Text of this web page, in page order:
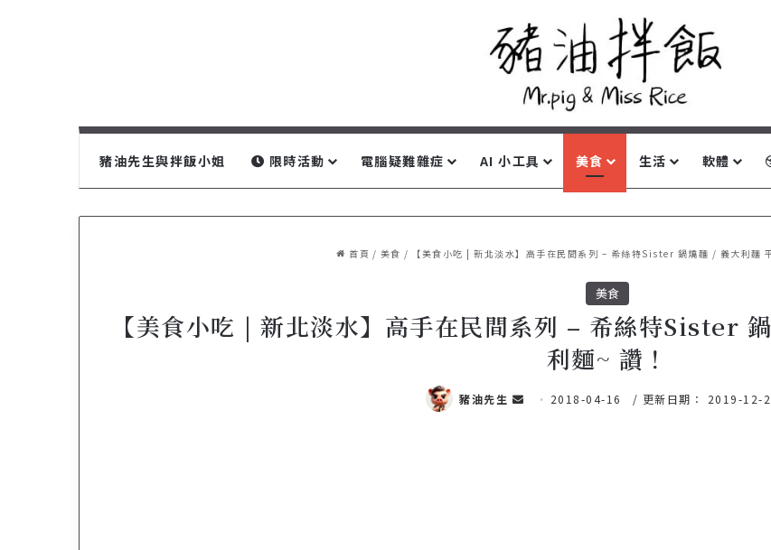
豬油先生與拌飯小姐 限時活動 電腦疑難雜症 AI 小工具 美食 生活 軟體
首頁 / 美食 / 【美食小吃 | 新北淡水】高手在民間系列 – 希絲特Sister 鍋燒麵 / 義大利麵
美食
【美食小吃 | 新北淡水】高手在民間系列 – 希絲特Sister
利麵~ 讚！
豬油先生 2018-04-16 / 更新日期： 2019-12-